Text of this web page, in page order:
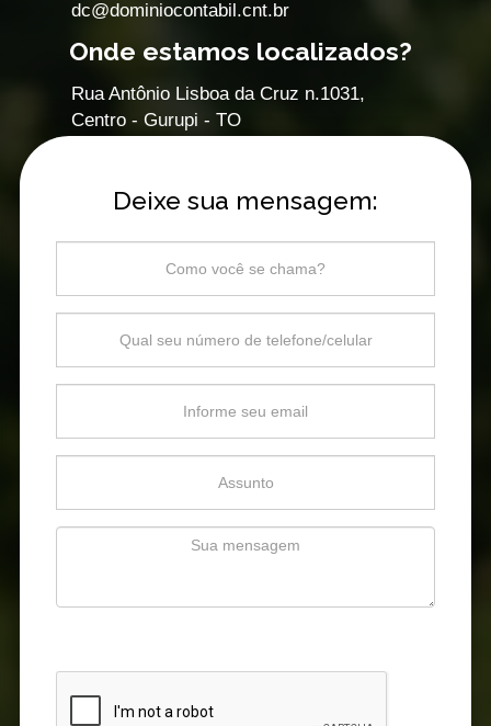
dc@dominiocontabil.cnt.br
Onde estamos localizados?
Rua Antônio Lisboa da Cruz n.1031,
Centro - Gurupi - TO
Deixe sua mensagem: